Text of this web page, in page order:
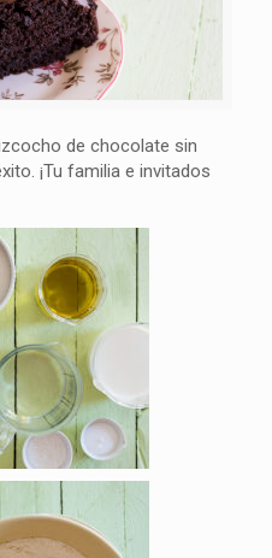
de chocolate sin
¡Tu familia e invitados